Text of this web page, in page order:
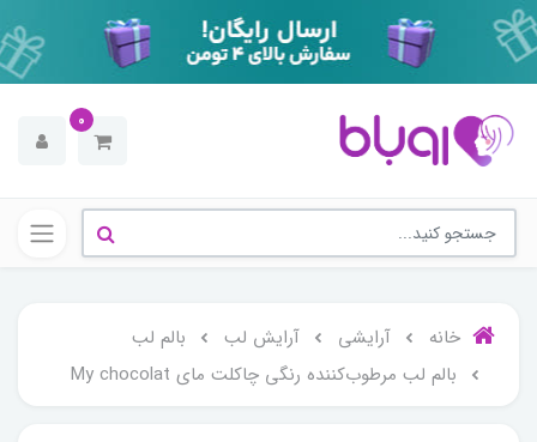
0
خانه آرایشی آرایش لب
بالم لب
بالم لب مرطوب‌کننده رنگی چاکلت مای My chocolat